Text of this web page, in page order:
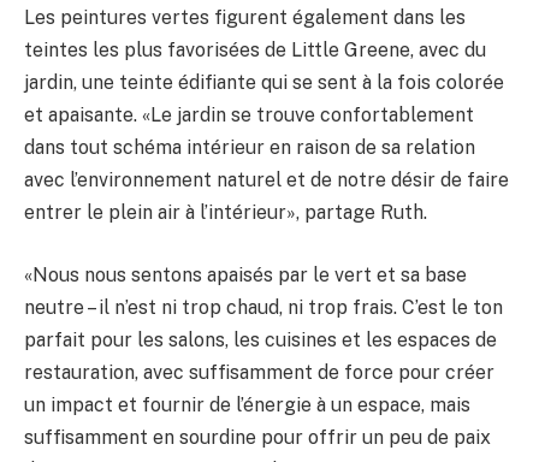
Les peintures vertes figurent également dans les
teintes les plus favorisées de Little Greene, avec du
jardin, une teinte édifiante qui se sent à la fois colorée
et apaisante. «Le jardin se trouve confortablement
dans tout schéma intérieur en raison de sa relation
avec l’environnement naturel et de notre désir de faire
entrer le plein air à l’intérieur», partage Ruth.
«Nous nous sentons apaisés par le vert et sa base
neutre – il n’est ni trop chaud, ni trop frais. C’est le ton
parfait pour les salons, les cuisines et les espaces de
restauration, avec suffisamment de force pour créer
un impact et fournir de l’énergie à un espace, mais
suffisamment en sourdine pour offrir un peu de paix